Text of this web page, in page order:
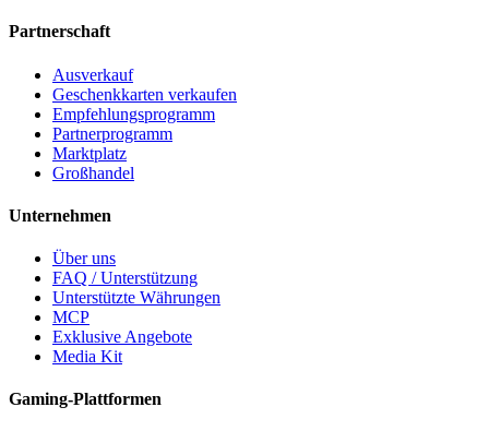
Partnerschaft
Ausverkauf
Geschenkkarten verkaufen
Empfehlungsprogramm
Partnerprogramm
Marktplatz
Großhandel
Unternehmen
Über uns
FAQ / Unterstützung
Unterstützte Währungen
MCP
Exklusive Angebote
Media Kit
Gaming-Plattformen